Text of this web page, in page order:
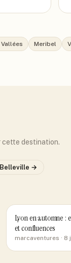
Meribel
cette destination.
→
Lyon en automne :
et confluences
marcaventures · 8 j